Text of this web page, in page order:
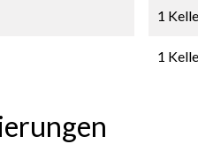
1
1